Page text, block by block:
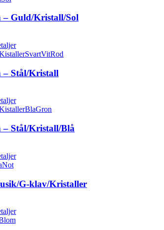
– Guld/Kristall/Sol
– Stål/Kristall
– Stål/Kristall/Blå
G-klav/Kristaller